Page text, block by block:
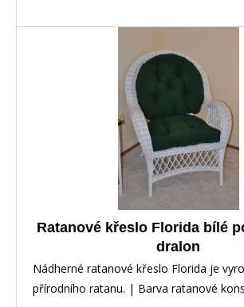
Ratanové křeslo Florida bílé
dralon
Nádherné ratanové křeslo Florida je
přírodního ratanu. | Barva ratanové